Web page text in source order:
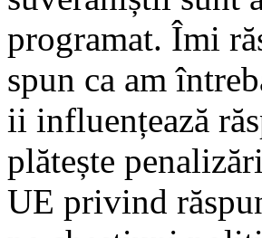
programat. Îmi
spun ca am
ii influențează
plătește
UE privind